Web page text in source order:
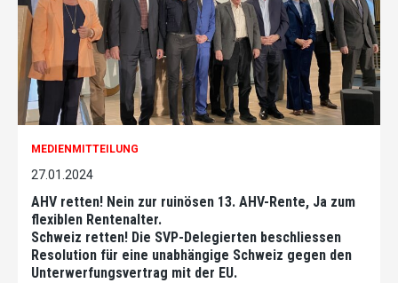
MEDIENMITTEILUNG
27.01.2024
AHV retten! Nein zur ruinösen 13. AHV-Rente, Ja zum
flexiblen Rentenalter.
Schweiz retten! Die SVP-Delegierten beschliessen
Resolution für eine unabhängige Schweiz gegen den
Unterwerfungsvertrag mit der EU.